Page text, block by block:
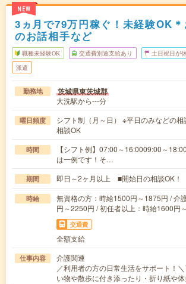
NEW
3ヵ月で79万円稼ぐ！未経験OK
のお話相手など
職種未経験OK 交通費別途支給あり 土日祝日が
派遣
勤務地 茨城県東茨城郡
大洗駅から---分
曜日頻度
シフト制（月～日） ※平日のみなどの
相談OK
時間
【シフト例】07:00～16:0009:00～
は一例です！そ…
期間 即日～2ヶ月以上 ■開始日の相談OK！
時給
無資格の方：時給1500円～1875円 / 介
円～2250円 / 初任者以上：時給1600円
交通費
全額支給
仕事内容
介護関連
／利用者の方の日常生活をサポート！
い物や散歩に付き添ったり・折り紙や